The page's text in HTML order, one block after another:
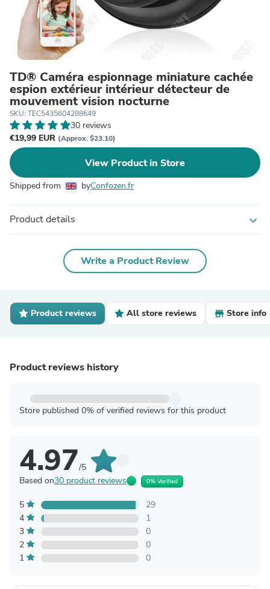
TD® Caméra espionnage miniature cachée
espion extérieur intérieur détecteur de
mouvement vision nocturne
SKU: TEC5435604288649
30 reviews
€19,99 EUR (Approx. $23.10)
View Product in Store
Shipped from byConfozen.fr
Product details expand_more
Write a Product Review
Product reviews All store reviews Store info
Product reviews history
Store published 0% of verified reviews for this product
4.97/5
Based on30 product reviews 0% Verified
5
29
4
1
3
0
2
0
1
0